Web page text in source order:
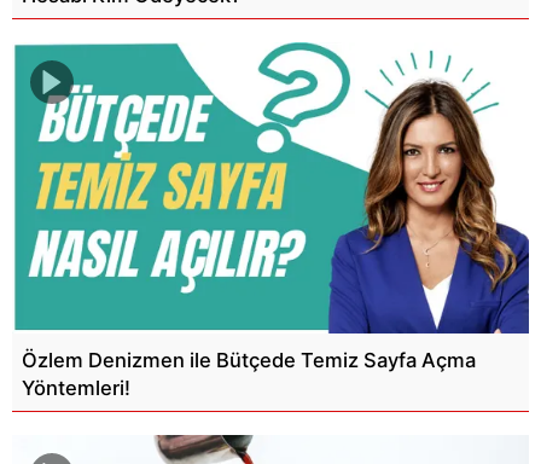
Özlem Denizmen ile Bütçede Temiz Sayfa Açma
Yöntemleri!